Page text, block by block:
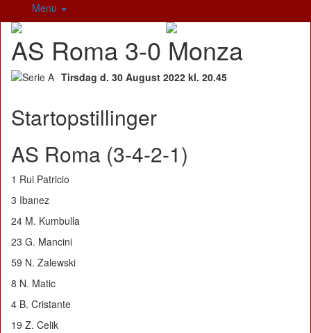
Menu
AS Roma 3-0 Monza
Tirsdag d. 30 August 2022 kl. 20.45
Startopstillinger
AS Roma (3-4-2-1)
1 Rui Patricio
3 Ibanez
24 M. Kumbulla
23 G. Mancini
59 N. Zalewski
8 N. Matic
4 B. Cristante
19 Z. Celik